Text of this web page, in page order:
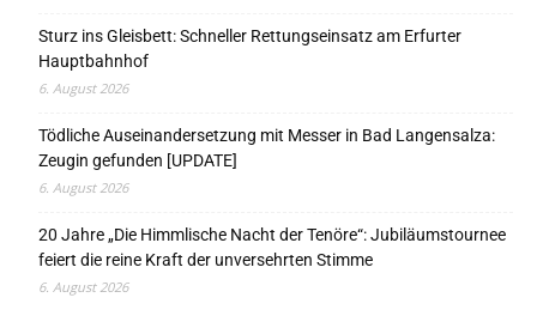
Sturz ins Gleisbett: Schneller Rettungseinsatz am Erfurter
Hauptbahnhof
6. August 2026
Tödliche Auseinandersetzung mit Messer in Bad Langensalza:
Zeugin gefunden [UPDATE]
6. August 2026
20 Jahre „Die Himmlische Nacht der Tenöre“: Jubiläumstournee
feiert die reine Kraft der unversehrten Stimme
6. August 2026